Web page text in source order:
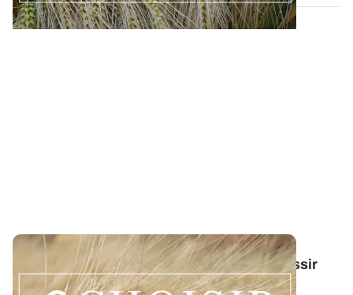
Conduite du blé dur : des guides pour réussir
ses interventions au printemps 2026